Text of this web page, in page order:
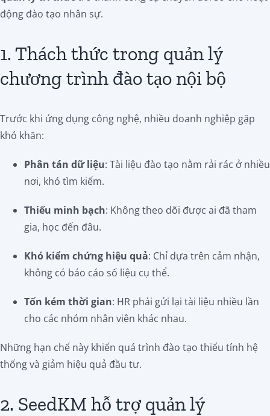
động đào tạo nhân sự.
1. Thách thức trong quản lý
chương trình đào tạo nội bộ
Trước khi ứng dụng công nghệ, nhiều doanh nghiệp gặp
khó khăn:
Phân tán dữ liệu: Tài liệu đào tạo nằm rải rác ở nhiều
nơi, khó tìm kiếm.
Thiếu minh bạch: Không theo dõi được ai đã tham
gia, học đến đâu.
Khó kiểm chứng hiệu quả: Chỉ dựa trên cảm nhận,
không có báo cáo số liệu cụ thể.
Tốn kém thời gian: HR phải gửi lại tài liệu nhiều lần
cho các nhóm nhân viên khác nhau.
Những hạn chế này khiến quá trình đào tạo thiếu tính hệ
thống và giảm hiệu quả đầu tư.
2. SeedKM hỗ trợ quản lý